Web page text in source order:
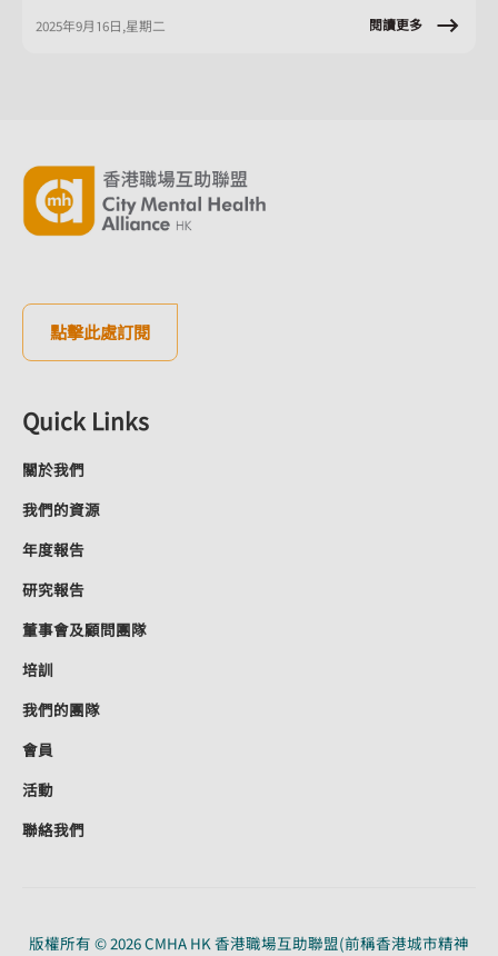
2025年9月16日,星期二 閱讀更多
Quick Links
關於我們
我們的資源
年度報告
研究報告
董事會及顧問團隊
培訓
我們的團隊
會員
活動
聯絡我們
點擊此處訂閱
版權所有 © 2026 CMHA HK 香港職場互助聯盟(前稱香港城市精神